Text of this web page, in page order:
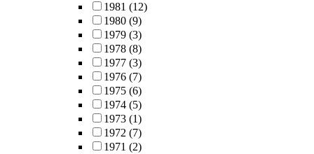
1981 (12)
1980 (9)
1979 (3)
1978 (8)
1977 (3)
1976 (7)
1975 (6)
1974 (5)
1973 (1)
1972 (7)
1971 (2)